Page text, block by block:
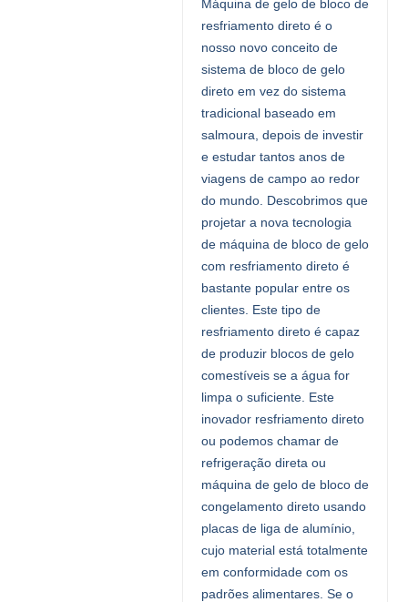
Máquina de gelo de bloco de
resfriamento direto é o
nosso novo conceito de
sistema de bloco de gelo
direto em vez do sistema
tradicional baseado em
salmoura, depois de investir
e estudar tantos anos de
viagens de campo ao redor
do mundo. Descobrimos que
projetar a nova tecnologia
de máquina de bloco de gelo
com resfriamento direto é
bastante popular entre os
clientes. Este tipo de
resfriamento direto é capaz
de produzir blocos de gelo
comestíveis se a água for
limpa o suficiente. Este
inovador resfriamento direto
ou podemos chamar de
refrigeração direta ou
máquina de gelo de bloco de
congelamento direto usando
placas de liga de alumínio,
cujo material está totalmente
em conformidade com os
padrões alimentares. Se o